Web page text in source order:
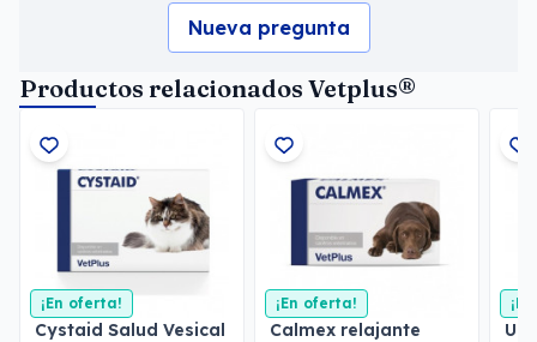
Nueva pregunta
Productos relacionados Vetplus®
¡En oferta!
Cystaid Salud Vesical
¡En oferta!
Calmex relajante